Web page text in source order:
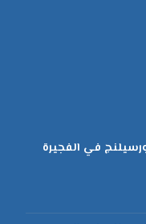
في الفجيرة